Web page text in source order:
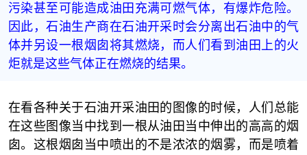
污染甚至可能造成油田充满可燃气体，有爆炸危险。
因此，石油生产商在石油开采时会分离出石油中的气
体并另设一根烟囱将其燃烧，而人们看到油田上的火
炬就是这些气体正在燃烧的结果。
在看各种关于石油开采油田的图像的时候，人们总能
在这些图像当中找到一根从油田当中伸出的高高的烟
囱。这根烟囱当中喷出的不是浓浓的烟雾，而是喷着